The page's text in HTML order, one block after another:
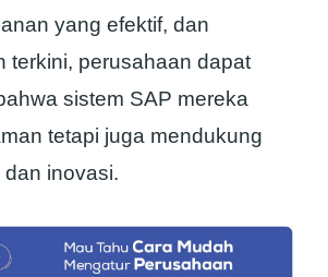
yang efektif, dan
terkini, perusahaan dapat
sistem SAP mereka
tetapi juga mendukung
inovasi.